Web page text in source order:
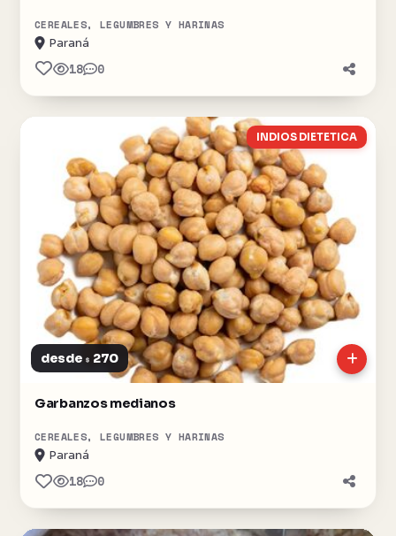
CEREALES, LEGUMBRES Y HARINAS
Paraná
18 0
INDIOS DIETETICA
desde $ 270
Garbanzos medianos
CEREALES, LEGUMBRES Y HARINAS
Paraná
18 0